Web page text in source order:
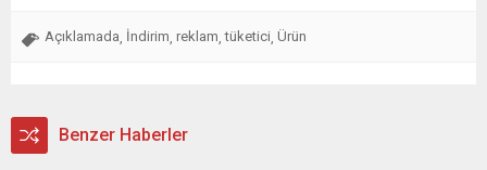
Açıklamada, İndirim, reklam,tüketici, Ürün
Benzer Haberler